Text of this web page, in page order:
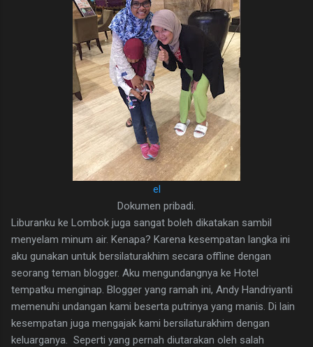
el
Dokumen pribadi.
Liburanku ke Lombok juga sangat boleh dikatakan sambil
menyelam minum air. Kenapa? Karena kesempatan langka ini
aku gunakan untuk bersilaturakhim secara offline dengan
seorang teman blogger. Aku mengundangnya ke Hotel
tempatku menginap. Blogger yang ramah ini, Andy Handriyanti
memenuhi undangan kami beserta putrinya yang manis. Di lain
kesempatan juga mengajak kami bersilaturakhim dengan
keluarganya. Seperti yang pernah diutarakan oleh salah